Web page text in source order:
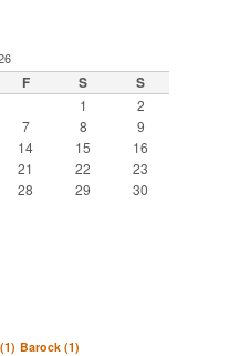
F S S
1
2
7 8
9
14 15
16
21 22
23
28 29
30
(1) Barock (1)